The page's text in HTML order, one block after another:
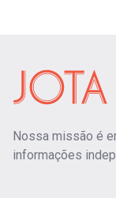
Nossa missão é
informações